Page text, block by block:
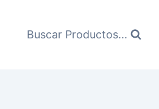
Buscar Productos...